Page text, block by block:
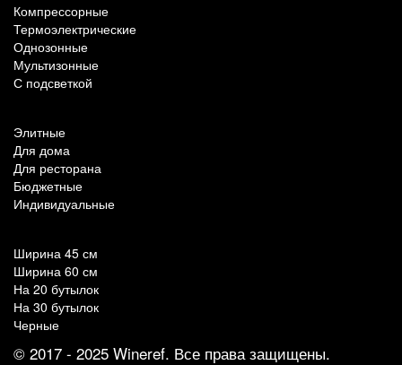
Компрессорные
Термоэлектрические
Однозонные
Мультизонные
С подсветкой
Элитные
Для дома
Для ресторана
Бюджетные
Индивидуальные
Ширина 45 см
Ширина 60 см
На 20 бутылок
На 30 бутылок
Черные
© 2017 - 2025 Wineref. Все права защищены.